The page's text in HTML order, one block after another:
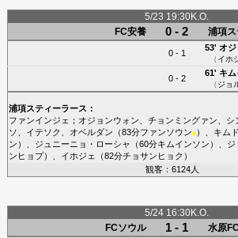
5/23 19:30K.O.
FC安養
0 - 2 浦項
0 - 1
53' オ
（イホ
0 - 2
61' キ
（ジョ
浦項スティーラース ：
ファンインジェ ； オジョンウォン チョンミングァン シ
ソ
イテソク オベルダン （83分ファンソウン■）、 キム
ン ）、 ジュニーニョ・ローシャ （60分キムインソン ）、 ジ
ンヒョプ）、 イホジェ （82分チョサンヒョク ）
観客：6124人
5/24 16:30K.O.
FCソウル
1 - 1 水原FC